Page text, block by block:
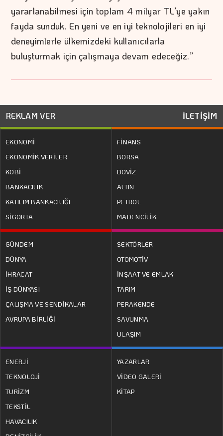
yararlanabilmesi için toplam 4 milyar TL’ye yakın
fayda sunduk. En yeni ve en iyi teknolojileri en iyi
deneyimlerle ülkemizdeki kullanıcılarla
buluşturmak için çalışmaya devam edeceğiz.”
REKLAM VER İLETİŞİM
EKONOMİ
EKONOMİK VERİLER
KOBİ
BANKACILIK
KATILIM BANKACILIĞI
SİGORTA
FİNANS
BORSA
DÖVİZ
ALTIN
PETROL
MADENCİLİK
GÜNDEM
DÜNYA
İHRACAT
İŞ DÜNYASI
ÇALIŞMA VE SENDİKALAR
AVRUPA BİRLİĞİ
SEKTÖRLER
OTOMOTİV
İNŞAAT VE EMLAK
TARIM
PERAKENDE
SAVUNMA
ULAŞIM
ENERJİ
TEKNOLOJİ
TURİZM
TEKSTİL
HAVACILIK
YAZARLAR
VİDEO GALERİ
KİTAP